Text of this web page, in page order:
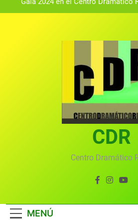
Gala 2024 en el Centro Dramático
convocado por el Centro Dramático
Gala anual virtual del Centro
Gala del Centro
Gala 2024 en el Centro Dramático
Textos seleccionados en el
Francisco Nieva de piezas
convocado por el Centro Dramático
Gala anual virtual del Centro
CDR
Centro Dramático
MENÚ